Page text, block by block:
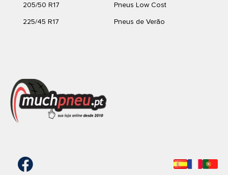
Pneus Low Cost
Pneus de Verão
205/50 R17
225/45 R17